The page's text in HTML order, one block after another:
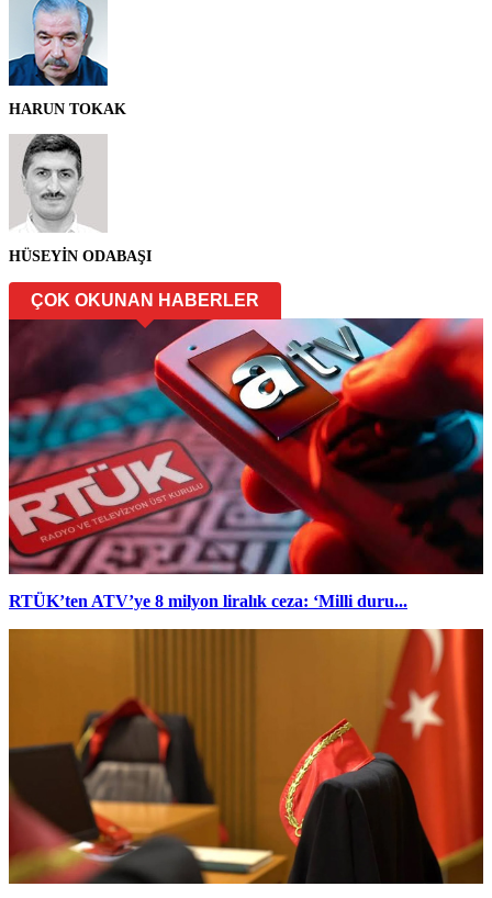
HARUN TOKAK
HÜSEYİN ODABAŞI
ÇOK OKUNAN HABERLER
RTÜK’ten ATV’ye 8 milyon liralık ceza: ‘Milli duru...